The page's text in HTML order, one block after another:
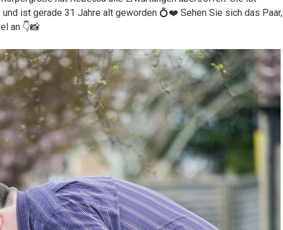
und ist gerade 31 Jahre alt geworden 💍❤️ Sehen Sie sich das Paar,
an 👇📸